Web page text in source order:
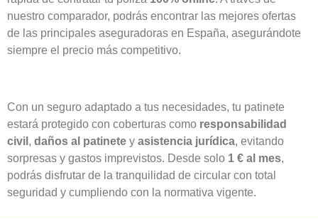
nuestro comparador, podrás encontrar las mejores ofertas
de las principales aseguradoras en España, asegurándote
siempre el precio más competitivo.
Con un seguro adaptado a tus necesidades, tu patinete
estará protegido con coberturas como responsabilidad
civil , daños al patinete y asistencia jurídica, evitando
sorpresas y gastos imprevistos. Desde solo 1 € al mes,
podrás disfrutar de la tranquilidad de circular con total
seguridad y cumpliendo con la normativa vigente.